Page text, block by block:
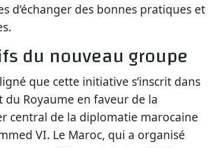
d’échanger des bonnes pratiques et
du nouveau groupe
que cette initiative s’inscrit dans
du Royaume en faveur de la
central de la diplomatie marocaine
VI. Le Maroc, qui a organisé